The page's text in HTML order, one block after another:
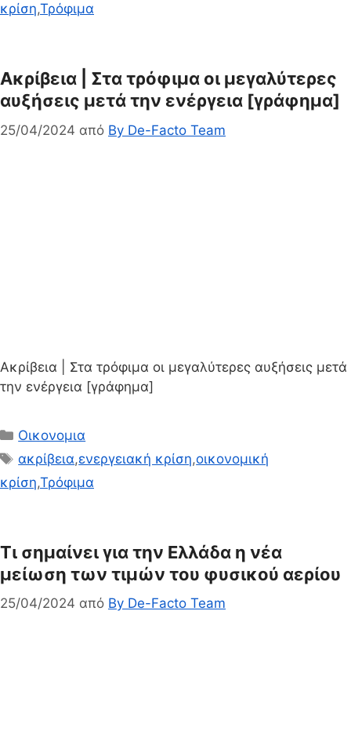
κρίση,Τρόφιμα
Ακρίβεια | Στα τρόφιμα οι μεγαλύτερες
αυξήσεις μετά την ενέργεια [γράφημα]
25/04/2024 από By De-Facto Team
Ακρίβεια | Στα τρόφιμα οι μεγαλύτερες αυξήσεις μετά
την ενέργεια [γράφημα]
Κατηγορίες
Οικονομια
Ετικέτες
ακρίβεια,ενεργειακή κρίση,οικονομική
κρίση,Τρόφιμα
Τι σημαίνει για την Ελλάδα η νέα
μείωση των τιμών του φυσικού αερίου
25/04/2024 από By De-Facto Team